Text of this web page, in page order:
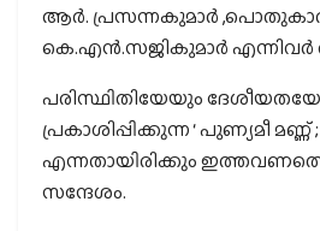
ആര്‍. പ്രസന്നകുമാര്‍
കെ.എന്‍.സജികുമാര്‍ എന്നിവര്‍
പരിസ്ഥിതിയേയും
പ്രകാശിപ്പിക്കുന്ന ‘ പുണ്യമീ മണ്ണ് ;
എന്നതായിരിക്കും
സന്ദേശം.